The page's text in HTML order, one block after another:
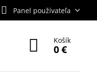
Panel používateľa
Košík
0 €